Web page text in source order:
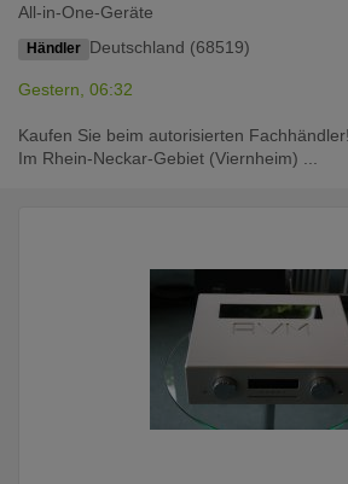
All-in-One-Geräte
Händler Deutschland (68519)
Gestern, 06:32
Kaufen Sie beim autorisierten
Im Rhein-Neckar-Gebiet (Viernheim) ...